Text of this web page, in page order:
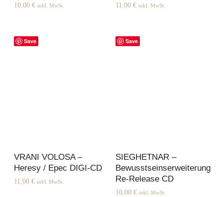
10,00 € inkl. MwSt. 11,00 € inkl. MwSt.
Save
VRANI VOLOSA –
Heresy / Epec DIGI-CD
11,00 € inkl. MwSt.
Save
SIEGHETNAR –
Bewusstseinserweiterung
Re-Release CD
10,00 € inkl. MwSt.